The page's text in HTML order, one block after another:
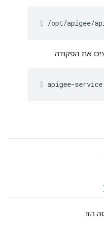
/opt/apigee/
apigee-
הזו.